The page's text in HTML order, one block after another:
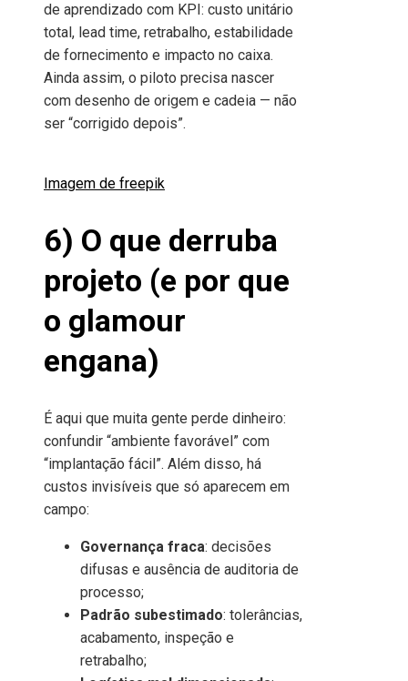
de aprendizado com KPI: custo unitário
total, lead time, retrabalho, estabilidade
de fornecimento e impacto no caixa.
Ainda assim, o piloto precisa nascer
com desenho de origem e cadeia — não
ser “corrigido depois”.
Imagem de freepik
6) O que derruba
projeto (e por que
o glamour
engana)
É aqui que muita gente perde dinheiro:
confundir “ambiente favorável” com
“implantação fácil”. Além disso, há
custos invisíveis que só aparecem em
campo:
Governança fraca: decisões
difusas e ausência de auditoria de
processo;
Padrão subestimado: tolerâncias,
acabamento, inspeção e
retrabalho;